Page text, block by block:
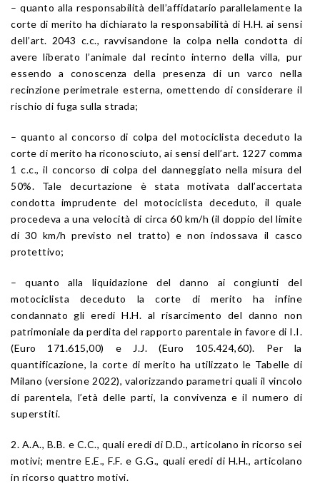
– quanto alla responsabilità dell’affidatario parallelamente la
corte di merito ha dichiarato la responsabilità di H.H. ai sensi
dell’art. 2043 c.c., ravvisandone la colpa nella condotta di
avere liberato l’animale dal recinto interno della villa, pur
essendo a conoscenza della presenza di un varco nella
recinzione perimetrale esterna, omettendo di considerare il
rischio di fuga sulla strada;
– quanto al concorso di colpa del motociclista deceduto la
corte di merito ha riconosciuto, ai sensi dell’art. 1227 comma
1 c.c., il concorso di colpa del danneggiato nella misura del
50%. Tale decurtazione è stata motivata dall’accertata
condotta imprudente del motociclista deceduto, il quale
procedeva a una velocità di circa 60 km/h (il doppio del limite
di 30 km/h previsto nel tratto) e non indossava il casco
protettivo;
– quanto alla liquidazione del danno ai congiunti del
motociclista deceduto la corte di merito ha infine
condannato gli eredi H.H. al risarcimento del danno non
patrimoniale da perdita del rapporto parentale in favore di I.I.
(Euro 171.615,00) e J.J. (Euro 105.424,60). Per la
quantificazione, la corte di merito ha utilizzato le Tabelle di
Milano (versione 2022), valorizzando parametri quali il vincolo
di parentela, l’età delle parti, la convivenza e il numero di
superstiti.
2. A.A., B.B. e C.C., quali eredi di D.D., articolano in ricorso sei
motivi; mentre E.E., F.F. e G.G., quali eredi di H.H., articolano
in ricorso quattro motivi.